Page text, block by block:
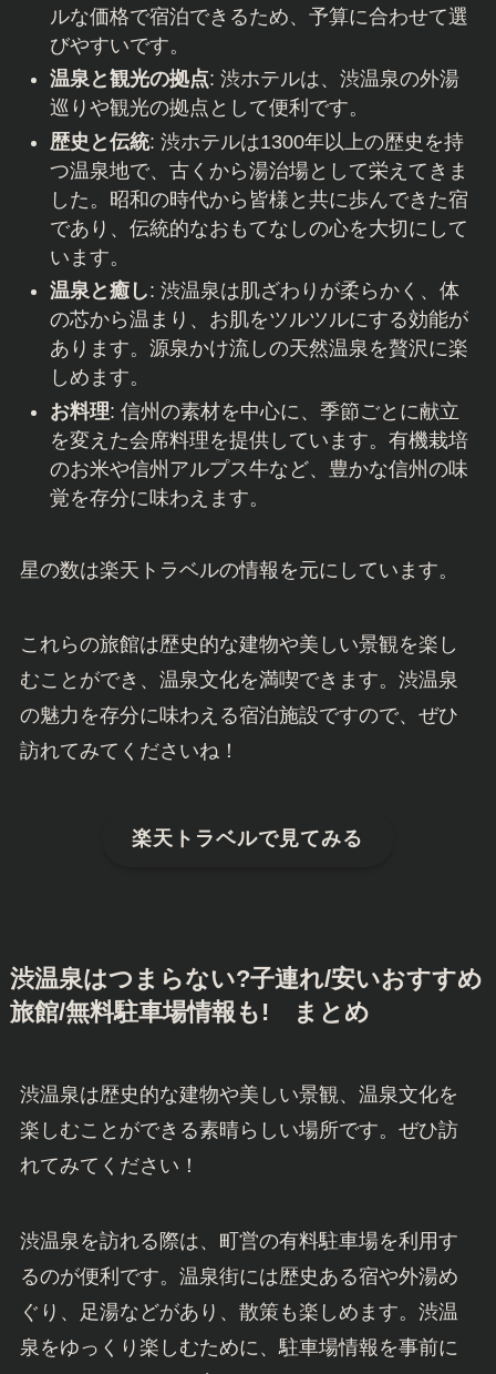
ルな価格で宿泊できるため、予算に合わせて選
びやすいです。
温泉と観光の拠点: 渋ホテルは、渋温泉の外湯
巡りや観光の拠点として便利です。
歴史と伝統: 渋ホテルは1300年以上の歴史を持
つ温泉地で、古くから湯治場として栄えてきま
した。昭和の時代から皆様と共に歩んできた宿
であり、伝統的なおもてなしの心を大切にして
います。
温泉と癒し: 渋温泉は肌ざわりが柔らかく、体
の芯から温まり、お肌をツルツルにする効能が
あります。源泉かけ流しの天然温泉を贅沢に楽
しめます。
お料理: 信州の素材を中心に、季節ごとに献立
を変えた会席料理を提供しています。有機栽培
のお米や信州アルプス牛など、豊かな信州の味
覚を存分に味わえます。
星の数は楽天トラベルの情報を元にしています。
これらの旅館は歴史的な建物や美しい景観を楽し
むことができ、温泉文化を満喫できます。渋温泉
の魅力を存分に味わえる宿泊施設ですので、ぜひ
訪れてみてくださいね！
楽天トラベルで見てみる
渋温泉はつまらない?子連れ/安いおすすめ
旅館/無料駐車場情報も! まとめ
渋温泉は歴史的な建物や美しい景観、温泉文化を
楽しむことができる素晴らしい場所です。ぜひ訪
れてみてください！
渋温泉を訪れる際は、町営の有料駐車場を利用す
るのが便利です。温泉街には歴史ある宿や外湯め
ぐり、足湯などがあり、散策も楽しめます。渋温
泉をゆっくり楽しむために、駐車場情報を事前に